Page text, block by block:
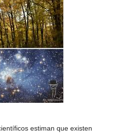
estiman que existen